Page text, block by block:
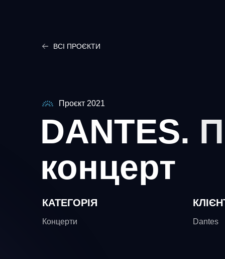
ВСІ ПРОЄКТИ
Проєкт 2021
КАТЕГОРІЯ
Концерти Dantes
DANTES.
концерт